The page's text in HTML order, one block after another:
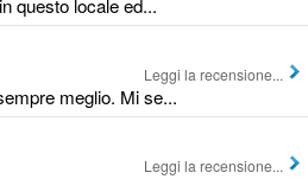
questo locale ed...
meglio. Mi se...
Leggi la recensione...
Leggi la recensione...